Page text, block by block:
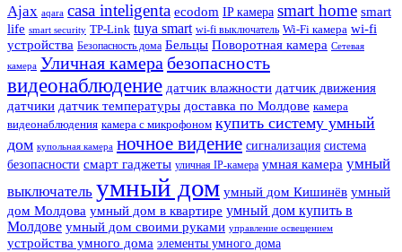
Ajax aqara casa inteligenta ecodom IP камера smart home smart
life smart security TP-Link tuya smart wi-fi выключатель Wi-Fi камера wi-fi
устройства Безопасность дома Бельцы Поворотная камера Сетевая
камера Уличная камера безопасность
видеонаблюдение датчик влажности датчик движения
датчики датчик температуры доставка по Молдове камера
видеонаблюдения камера с микрофоном купить систему умный
дом купольная камера ночное видение сигнализация система
безопасности смарт гаджеты уличная IP-камера умная камера умный
выключатель умный дом умный дом Кишинёв умный
дом Молдова умный дом в квартире умный дом купить в
Молдове умный дом своими руками управление освещением
устройства умного дома элементы умного дома